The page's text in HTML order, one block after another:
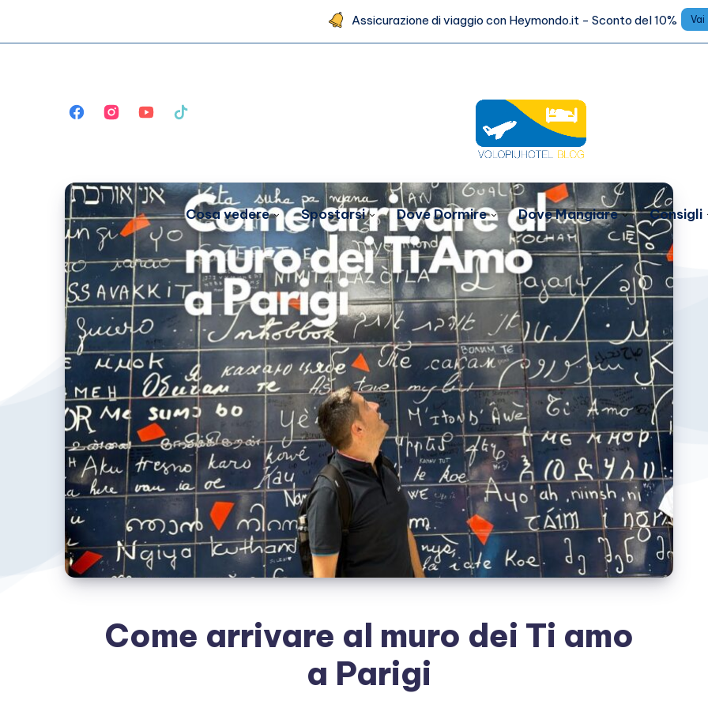
Assicurazione di viaggio con Heymondo.it - Sconto del 10% Vai
Cosa vedere Spostarsi Dove Dormire Dove Mangiare Consigli
Come arrivare al muro dei Ti amo
a Parigi